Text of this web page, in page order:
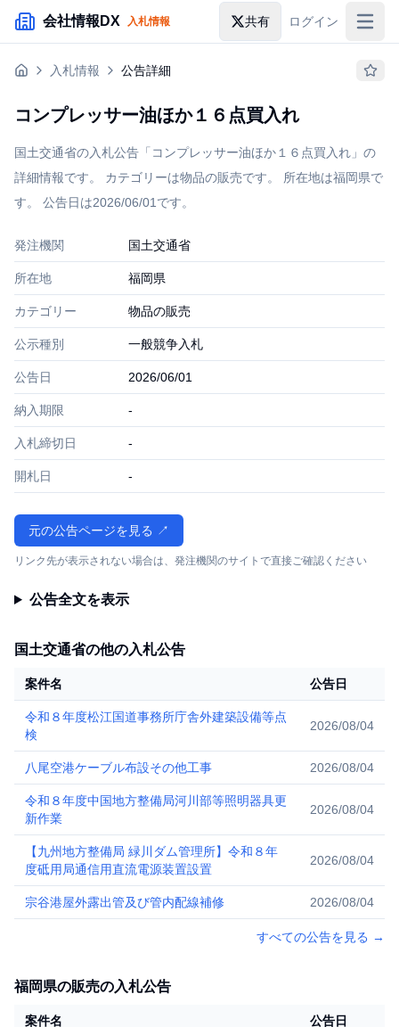
メインコンテンツにスキップ
会社情報DX 入札情報 共有 ログイン
入札情報
企業検索
入札情報 公告詳細
コンプレッサー油ほか１６点買入れ
国土交通省の入札公告「コンプレッサー油ほか１６点買入れ」の
詳細情報です。 カテゴリーは物品の販売です。 所在地は福岡県で
す。 公告日は2026/06/01です。
発注機関 国土交通省
所在地 福岡県
カテゴリー 物品の販売
公示種別 一般競争入札
公告日 2026/06/01
納入期限 -
入札締切日 -
開札日 -
元の公告ページを見る ↗
リンク先が表示されない場合は、発注機関のサイトで直接ご確認ください
公告全文を表示
国土交通省の他の入札公告
案件名 公告日
令和８年度松江国道事務所庁舎外建築設備等点
検
2026/08/04
八尾空港ケーブル布設その他工事 2026/08/04
令和８年度中国地方整備局河川部等照明器具更
新作業
2026/08/04
【九州地方整備局 緑川ダム管理所】令和８年
度砥用局通信用直流電源装置設置
2026/08/04
宗谷港屋外露出管及び管内配線補修 2026/08/04
すべての公告を見る →
福岡県の販売の入札公告
案件名 公告日